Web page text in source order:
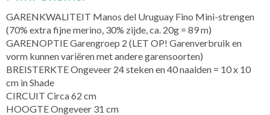
GARENKWALITEIT Manos del Uruguay Fino Mini-strengen
(70% extra fijne merino, 30% zijde, ca. 20g = 89 m)
GARENOPTIE Garengroep 2 (LET OP! Garenverbruik en
vorm kunnen variëren met andere garensoorten)
BREISTERKTE Ongeveer 24 steken en 40 naalden = 10 x 10
cm in Shade
CIRCUIT Circa 62 cm
HOOGTE Ongeveer 31 cm